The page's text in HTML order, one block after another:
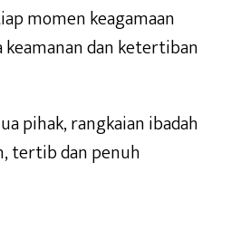
momen keagamaan
dan ketertiban
pihak, rangkaian ibadah
tertib dan penuh